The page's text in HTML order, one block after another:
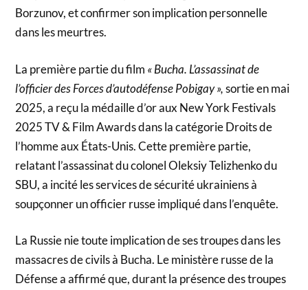
Borzunov, et confirmer son implication personnelle
dans les meurtres.
La première partie du film « Bucha. L’assassinat de
l’officier des Forces d’autodéfense Pobigay »,sortie en mai
2025, a reçu la médaille d’or aux New York Festivals
2025 TV & Film Awards dans la catégorie Droits de
l’homme aux États-Unis. Cette première partie,
relatant l’assassinat du colonel Oleksiy Telizhenko du
SBU, a incité les services de sécurité ukrainiens à
soupçonner un officier russe impliqué dans l’enquête.
La Russie nie toute implication de ses troupes dans les
massacres de civils à Bucha. Le ministère russe de la
Défense a affirmé que, durant la présence des troupes